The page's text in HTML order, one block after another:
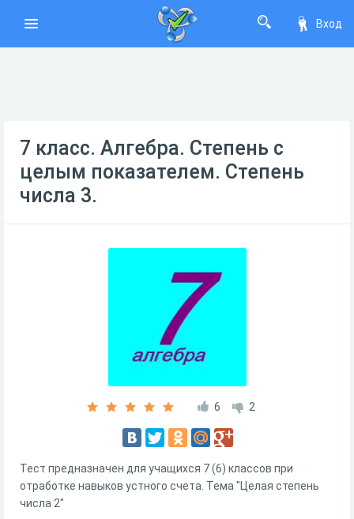
Вход
7 класс. Алгебра. Степень с
целым показателем. Степень
числа 3.
6 2
Тест предназначен для учащихся 7 (6) классов при
отработке навыков устного счета. Тема "Целая степень
числа 2"